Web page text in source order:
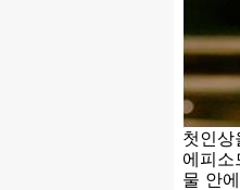
첫인상
에피소
물 안